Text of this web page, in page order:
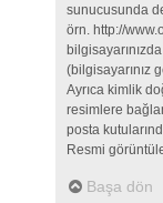
sunucusunda
örn. http://
(bilgisayarınız
Ayrıca kimlik
resimlere
posta
Resmi
Başa dön